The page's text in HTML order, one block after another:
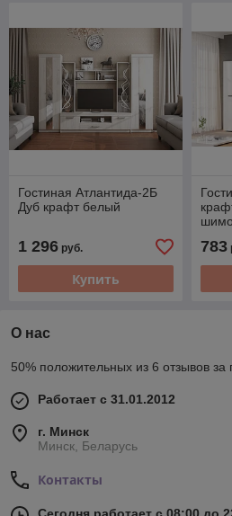
Гостиная Атлантида-2Б
Дуб крафт белый
1 296 руб.
Купить
783
О нас
50% положительных из 6 отзывов за
Работает с 31.01.2012
г. Минск
Минск, Беларусь
Контакты